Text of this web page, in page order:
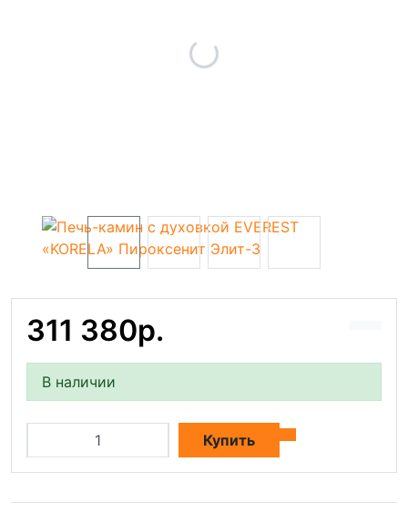
311 380р.
В наличии
Купить